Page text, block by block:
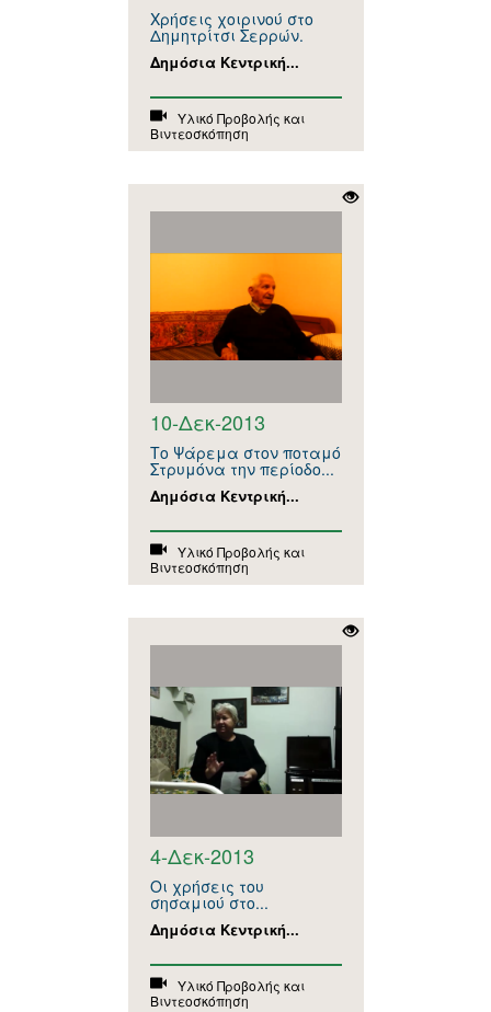
Χρήσεις χοιρινού στο
Δημητρίτσι Σερρών.
Δημόσια Κεντρική...
Υλικό Προβολής και
Βιντεοσκόπηση
10-Δεκ-2013
Το Ψάρεμα στον ποταμό
Στρυμόνα την περίοδο...
Δημόσια Κεντρική...
Υλικό Προβολής και
Βιντεοσκόπηση
4-Δεκ-2013
Οι χρήσεις του
σησαμιού στο...
Δημόσια Κεντρική...
Υλικό Προβολής και
Βιντεοσκόπηση